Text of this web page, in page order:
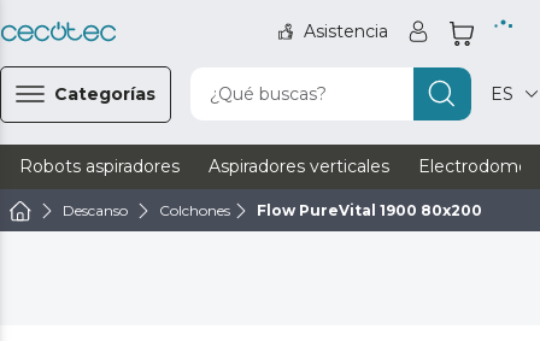
Asistencia
Categorías ¿Qué buscas? ES
Robots aspiradores Aspiradores verticales
Descanso Colchones Flow PureVital 1900 80x200